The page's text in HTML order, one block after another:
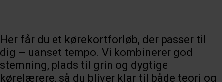
Her får du et kørekortforløb, der passer til
dig – uanset tempo. Vi kombinerer god
stemning, plads til grin og dygtige
kørelærere, så du bliver klar til både teori og